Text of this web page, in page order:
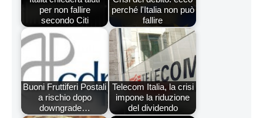
per non fallire
secondo Citi
perché l'Italia non può
fallire
Buoni Fruttiferi Postali
a rischio dopo
downgrade…
Telecom Italia, la crisi
impone la riduzione
del dividendo